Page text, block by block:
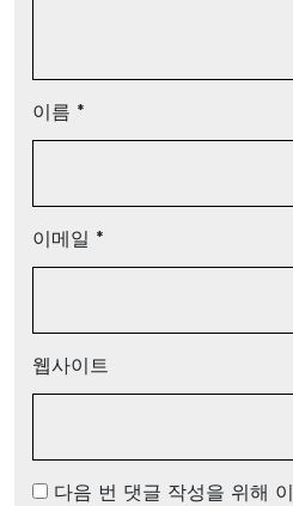
이름 *
이메일 *
웹사이트
다음 번 댓글 작성을 위해